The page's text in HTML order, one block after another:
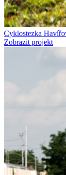
Cyklostezka
Zobrazit projekt